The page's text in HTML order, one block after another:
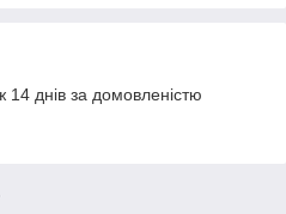
днів за домовленістю